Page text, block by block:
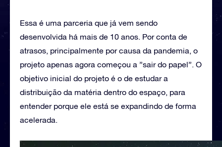
Essa é uma parceria que já vem sendo
desenvolvida há mais de 10 anos. Por conta de
atrasos, principalmente por causa da pandemia, o
projeto apenas agora começou a ”sair do papel”. O
objetivo inicial do projeto é o de estudar a
distribuição da matéria dentro do espaço, para
entender porque ele está se expandindo de forma
acelerada.